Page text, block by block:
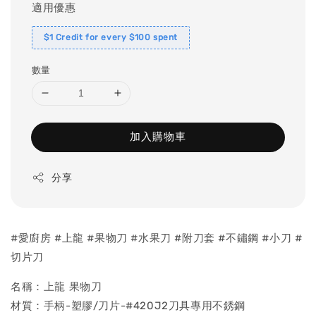
適用優惠
$1 Credit for every $100 spent
數量
加入購物車
分享
#愛廚房 #上龍 #果物刀 #水果刀 #附刀套 #不鏽鋼 #小刀 #
切片刀
名稱：上龍 果物刀
材質：手柄-塑膠/刀片-#420J2刀具專用不銹鋼